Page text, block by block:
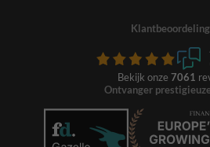
Bekijk onze 7061
Ontvanger